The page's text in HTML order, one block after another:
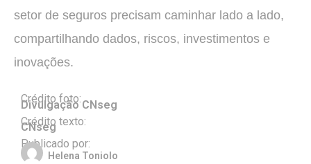
setor de seguros precisam caminhar lado a lado,
compartilhando dados, riscos, investimentos e
inovações.
Crédito foto:
Divulgação CNseg
Crédito texto:
CNseg
Publicado por:
Helena Toniolo